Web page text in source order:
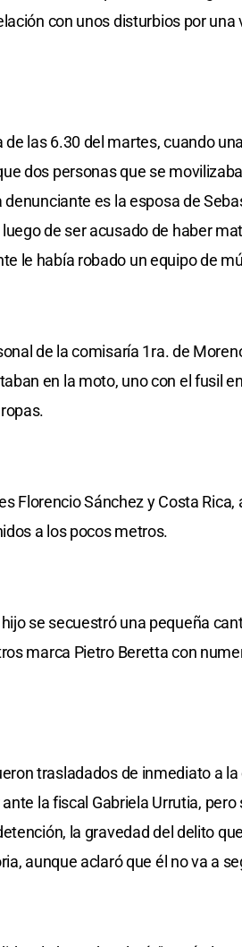
con unos disturbios por
de las 6.30 del martes, cuando
dos personas que se
es la esposa de
de ser acusado de haber
le había robado un equipo de
de la comisaría 1ra. de
en la moto, uno con el fusil
Florencio Sánchez y Costa
a los pocos metros.
se secuestró una pequeña
marca Pietro Beretta con
trasladados de inmediato a
ante la fiscal Gabriela Urrutia,
la gravedad del delito
aunque aclaró que él no va a